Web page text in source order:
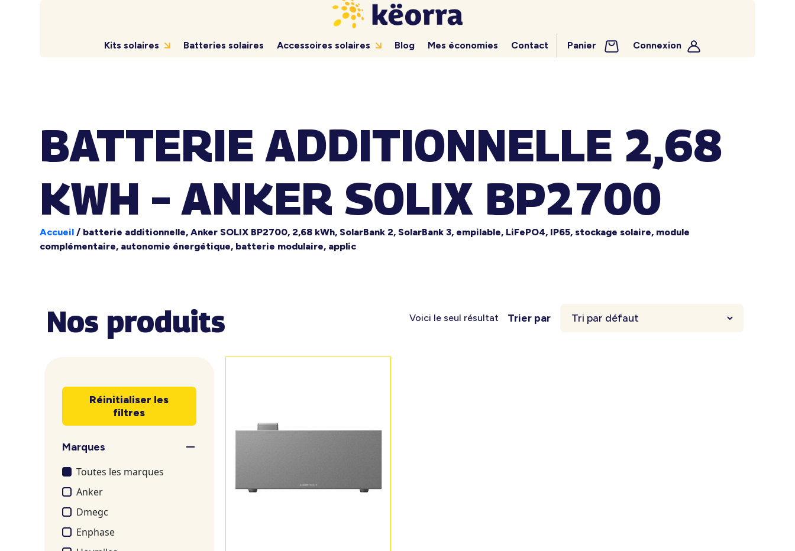
Kits solaires Batteries solaires Accessoires solaires Blog Mes économies Contact Panier Connexion
BATTERIE ADDITIONNELLE 2,68
KWH – ANKER SOLIX BP2700
Accueil / batterie additionnelle, Anker SOLIX BP2700, 2,68 kWh, SolarBank 2, SolarBank 3, empilable, LiFePO4, IP65, stockage solaire, module
complémentaire, autonomie énergétique, batterie modulaire, applic
Nos produits Voici le seul résultat Trier par
Réinitialiser les
filtres
Marques
Toutes les marques
Anker
Dmegc
Enphase